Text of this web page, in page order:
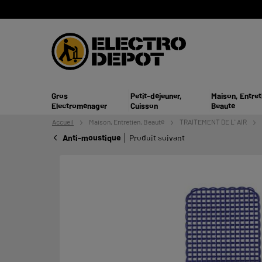
Gros
Electroménager
Petit-déjeuner,
Cuisson
Maison,
Beauté
Accueil Maison, Entretien, Beauté TRAITEMENT DE L' AIR
Anti-moustique Produit suivant